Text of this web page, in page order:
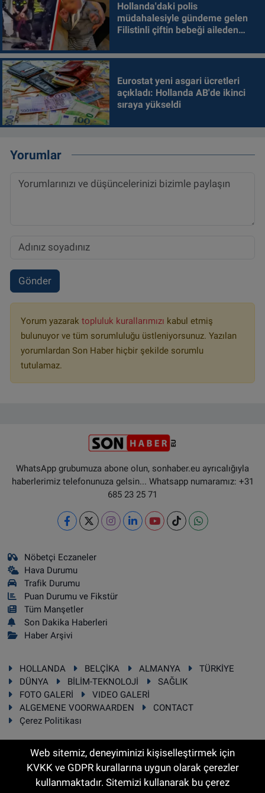
Hollanda'daki polis
müdahalesiyle gündeme gelen
Filistinli çiftin bebeği aileden
Eurostat yeni asgari ücretleri
açıkladı: Hollanda AB'de ikinci
sıraya yükseldi
Yorumlar
Gönder
Yorum yazarak topluluk kurallarımızı kabul etmiş
bulunuyor ve tüm sorumluluğu üstleniyorsunuz. Yazılan
yorumlardan Son Haber hiçbir şekilde sorumlu
tutulamaz.
WhatsApp grubumuza abone olun, sonhaber.eu ayrıcalığıyla
haberlerimiz telefonunuza gelsin... Whatsapp numaramız: +31
685 23 25 71
Nöbetçi Eczaneler
Hava Durumu
Trafik Durumu
Puan Durumu ve Fikstür
Tüm Manşetler
Son Dakika Haberleri
Haber Arşivi
HOLLANDA BELÇİKA ALMANYA
TÜRKİYE
DÜNYA
BİLİM-TEKNOLOJİ
SAĞLIK
FOTO GALERİ
VIDEO GALERİ
ALGEMENE VOORWAARDEN
CONTACT
Çerez Politikası
RSS Copyright © 2025 Sonhaber.eu Her hakkı saklıdır.
Web sitemiz, deneyiminizi kişiselleştirmek için
KVKK ve GDPR kurallarına uygun olarak çerezler
kullanmaktadır. Sitemizi kullanarak bu çerez